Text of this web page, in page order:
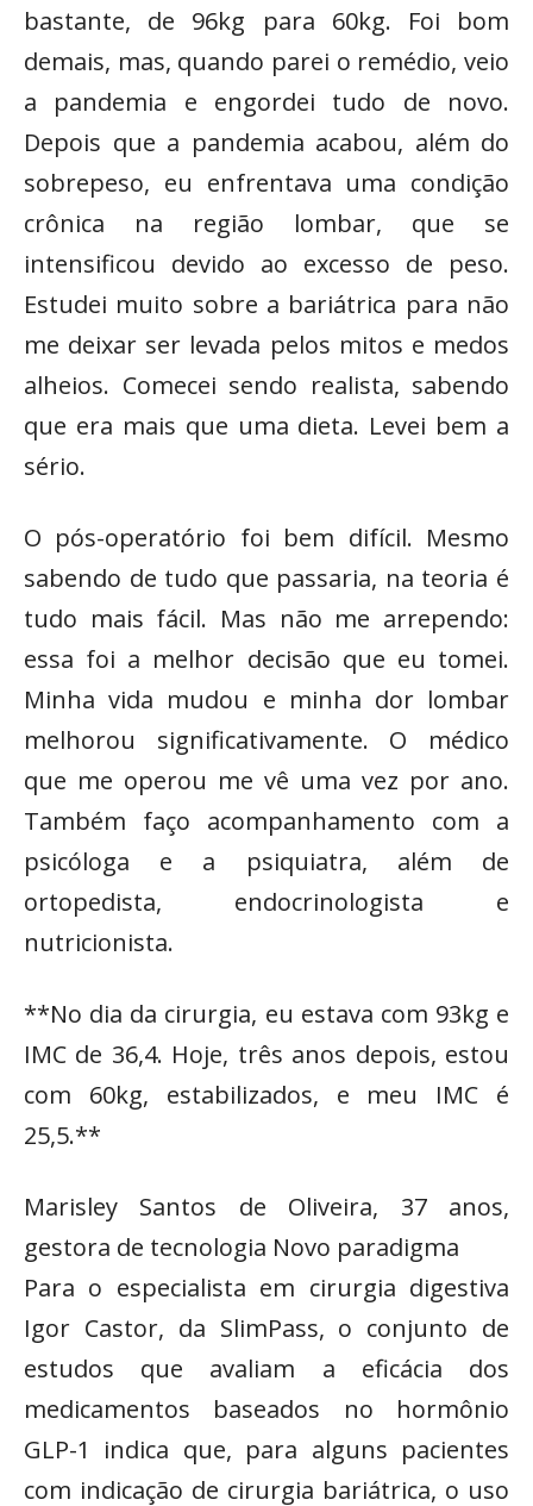
bastante, de 96kg para 60kg. Foi bom
demais, mas, quando parei o remédio, veio
a pandemia e engordei tudo de novo.
Depois que a pandemia acabou, além do
sobrepeso, eu enfrentava uma condição
crônica na região lombar, que se
intensificou devido ao excesso de peso.
Estudei muito sobre a bariátrica para não
me deixar ser levada pelos mitos e medos
alheios. Comecei sendo realista, sabendo
que era mais que uma dieta. Levei bem a
sério.
O pós-operatório foi bem difícil. Mesmo
sabendo de tudo que passaria, na teoria é
tudo mais fácil. Mas não me arrependo:
essa foi a melhor decisão que eu tomei.
Minha vida mudou e minha dor lombar
melhorou significativamente. O médico
que me operou me vê uma vez por ano.
Também faço acompanhamento com a
psicóloga e a psiquiatra, além de
ortopedista, endocrinologista e
nutricionista.
**No dia da cirurgia, eu estava com 93kg e
IMC de 36,4. Hoje, três anos depois, estou
com 60kg, estabilizados, e meu IMC é
25,5.**
Marisley Santos de Oliveira, 37 anos,
gestora de tecnologia Novo paradigma
Para o especialista em cirurgia digestiva
Igor Castor, da SlimPass, o conjunto de
estudos que avaliam a eficácia dos
medicamentos baseados no hormônio
GLP-1 indica que, para alguns pacientes
com indicação de cirurgia bariátrica, o uso